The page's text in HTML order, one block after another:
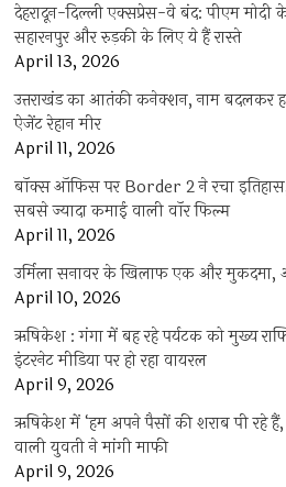
देहरादून-दिल्ली एक्सप्रेस-वे बंद: पीएम मोदी
सहारनपुर और रुड़की के लिए ये हैं रास्ते
April 13, 2026
उत्तराखंड का आतंकी कनेक्शन, नाम बदलकर
ऐजेंट रेहान मीर
April 11, 2026
बॉक्स ऑफिस पर Border 2 ने रचा
सबसे ज्यादा कमाई वाली वॉर फिल्म
April 11, 2026
उर्मिला सनावर के खिलाफ एक और मुकदमा,
April 10, 2026
ऋषिकेश : गंगा में बह रहे पर्यटक को मुख्य
इंटरनेट मीडिया पर हो रहा वायरल
April 9, 2026
ऋषिकेश में ‘हम अपने पैसों की शराब पी रहे
वाली युवती ने मांगी माफी
April 9, 2026